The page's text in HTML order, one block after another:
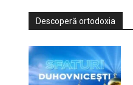
Descoperă ortodoxia